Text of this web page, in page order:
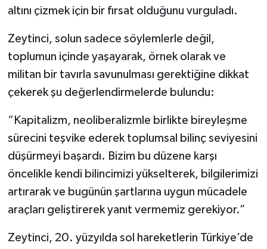
altını çizmek için bir fırsat olduğunu vurguladı.
Zeytinci, solun sadece söylemlerle değil,
toplumun içinde yaşayarak, örnek olarak ve
militan bir tavırla savunulması gerektiğine dikkat
çekerek şu değerlendirmelerde bulundu:
“Kapitalizm, neoliberalizmle birlikte bireyleşme
sürecini teşvike ederek toplumsal bilinç seviyesini
düşürmeyi başardı. Bizim bu düzene karşı
öncelikle kendi bilincimizi yükselterek, bilgilerimizi
artırarak ve bugünün şartlarına uygun mücadele
araçları geliştirerek yanıt vermemiz gerekiyor.”
Zeytinci, 20. yüzyılda sol hareketlerin Türkiye’de